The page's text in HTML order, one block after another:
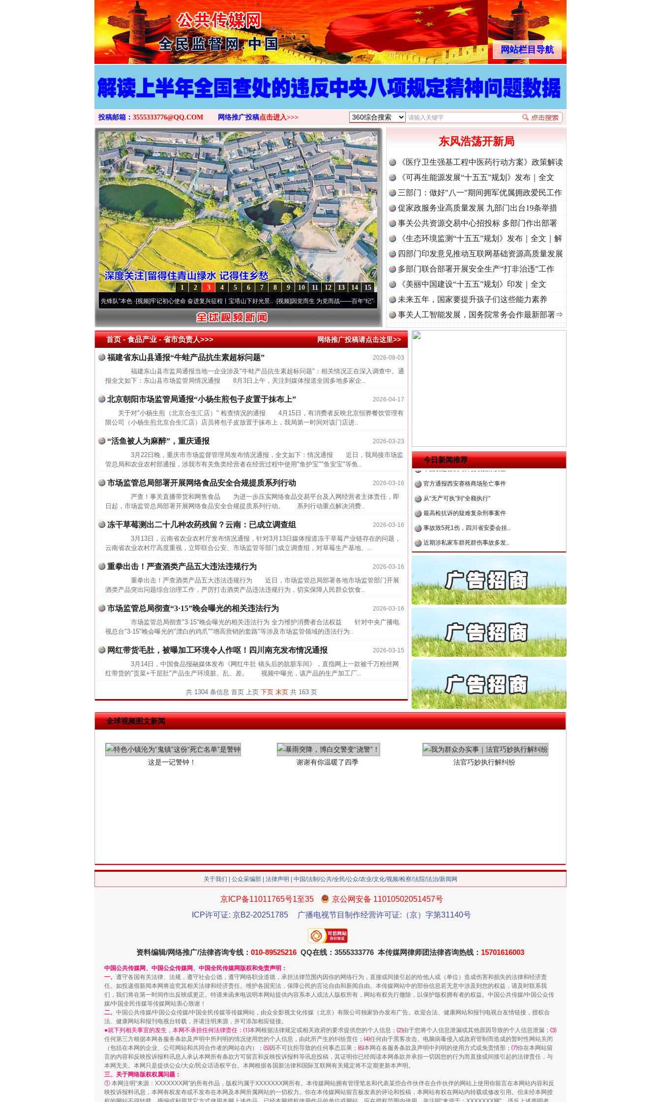
>
网站栏目导航
投稿邮箱： 3555333776@QQ.COM 网络推广投稿点击进入>>>
15
14
13
12
11
10
9
8
7
6
5
4
3
2
1
永葆“两个先锋队”本色·[视频]牢记初心使命 奋进复兴征程丨宝塔山下好光景..·[视频]因党而生 为党而战——百年“纪”事⑧加强纪律..·[视频]牢记初心使命 奋进复兴征程丨“转折之城”激荡.. ·[视频]
东风浩荡开新局
《医疗卫生强基工程中医药行动方案》政策解读
《可再生能源发展“十五五”规划》发布｜全文
三部门：做好"八一"期间拥军优属拥政爱民工作
促家政服务业高质量发展 九部门出台19条举措
事关公共资源交易中心招投标 多部门作出部署
《生态环境监测“十五五”规划》发布｜全文｜解
读
四部门印发意见推动互联网基础资源高质量发展
多部门联合部署开展安全生产“打非治违”工作
《美丽中国建设“十五五”规划》印发｜全文
未来五年，国家要提升孩子们这些能力素养
事关人工智能发展，国务院常务会作最新部署⇒
首页- 食品产业 -省市负责人>>> 网络推广投稿请点击这里>>
2026-08-03
福建省东山县通报“牛蛙产品抗生素超标问题”
福建东山县市监局通报当地一企业涉及"牛蛙产品抗生素超标问题"：相关情况正在深入调查中。通
报全文如下：东山县市场监管局情况通报 8月3日上午，关注到媒体报道全国多地多家企..
2026-04-17
北京朝阳市场监管局通报“小杨生煎包子皮置于抹布上”
关于对"小杨生煎（北京合生汇店）" 检查情况的通报 4月15日，有消费者反映北京恒骅餐饮管理有
限公司（小杨生煎北京合生汇店）店员将包子皮放置于抹布上，我局第一时间对该门店进..
2026-03-23
“活鱼被人为麻醉”，重庆通报
3月22日晚，重庆市市场监督管理局发布情况通报，全文如下：情况通报 近日，我局接市场监
管总局和农业农村部通报，涉我市有关鱼类经营者在经营过程中使用"鱼护宝""鱼安宝"等鱼..
2026-03-16
市场监管总局部署开展网络食品安全合规提质系列行动
严查！事关直播带货和网售食品 为进一步压实网络食品交易平台及入网经营者主体责任，即
日起，市场监管总局部署开展网络食品安全合规提质系列行动。 系列行动重点解决消费..
2026-03-16
冻干草莓测出二十几种农药残留？云南：已成立调查组
3月13日，云南省农业农村厅发布情况通报，针对3月13日媒体报道冻干草莓产业链存在的问题，
云南省农业农村厅高度重视，立即联合公安、市场监管等部门成立调查组，对草莓生产基地、..
2026-03-16
重拳出击！严查酒类产品五大违法违规行为
重拳出击！严查酒类产品五大违法违规行为 近日，市场监管总局部署各地市场监管部门开展
酒类产品突出问题综合治理工作，严厉打击酒类产品违法违规行为，切实保障人民群众饮食..
2026-03-16
市场监管总局彻查“3·15”晚会曝光的相关违法行为
市场监管总局彻查"3·15"晚会曝光的相关违法行为 全力维护消费者合法权益 针对中央广播电
视总台"3·15"晚会曝光的"漂白的鸡爪""增高营销的套路"等涉及市场监管领域的违法行为..
2026-03-15
网红带货毛肚，被曝加工环境令人作呕！四川南充发布情况通报
3月14日，中国食品报融媒体发布《网红牛肚 镜头后的肮脏车间》，直指网上一款被千万粉丝网
红带货的"贡菜+千层肚"产品生产环境脏、乱、差。 视频中曝光，该产品的生产加工厂..
共 1304 条信息 首页 上页 下页 末页共 163 页
今日新闻推荐
中国发起首例对外贸易国家安全..
官方通报西安赛格商场坠亡事件
从“无产可执”到“全额执行”
最高检抗诉的疑难复杂刑事案件
事故致5死1伤，四川省安委会挂..
近期涉私家车群死群伤事故多发..
半生相守，一别两宽：这场老年..
26万保费，离婚时为何要分走一..
杨天誉，不得录用为公务员
传销头目出狱后办书院暴力管教..
中方对6家美国实体采取反制措..
中国发起首例对外贸易国家安全..
从“无产可执”到“全额执行”
最高检抗诉的疑难复杂刑事案件
事故致5死1伤，四川省安委会挂..
全球视频图文新闻
网上购药对药下症？
“神药”背后的真相
这是一记警钟！ 谢谢有你温暖了四季 法官巧妙执行解纠纷
习近平的博鳌关键词
魏明亮严重违纪违法案透视
千亩耕地变“别墅”
关于我们 公众采编部 法律声明 | 中国/法制/公共/全民/公众/农业/文化/视频/检察/法院/法治/新闻网
京ICP备11011765号1至35
京公网安备 11010502051457号
ICP许可证: 京B2-20251785
广播电视节目制作经营许可证:（京）字第31140号
资料编辑/网络推广/法律咨询专线： 010-89525216 QQ在线：3555333776 本传媒网律师团法律咨询热线： 15701616003
中国公共传媒网、中国公众传媒网、中国全民传媒网版权和免责声明：
一、 遵守各国有关法律、法规，遵守社会公德，遵守网络职业道德，承担法律范围内因你的网络行为，直接或间接引起的给他人或（单位）造成伤害和损失的法律和经济责
任。如投递假新闻本网将追究其相关法律和经济责任。维护各国宪法，保障公民的言论自由和新闻自由。本传媒网站中的部份信息若无意中涉及到您的权益，请及时联系我
们，我们将在第一时间作出反映或更正。特请来函来电说明本网站提供内容系本人或法人版权所有，网站有权先行撤除，以保护版权拥有者的权益。中国公共传媒/中国公众传
媒/中国全民传媒等传媒网站衷心致谢！
二、 中国公共传媒/中国公众传媒/中国全民传媒等传媒网站，由众全影视文化传媒（北京）有限公司独家协办发布广告。欢迎合法、健康网站和报刊电视台友情链接，授权合
法、健康网站和报刊电视台转载，并请注明来源，并可添加相应链接。
●就下列相关事宜的发生，本网不承担任何法律责任：⑴本网根据法律规定或相关政府的要求提供您的个人信息； ⑵由于您将个人信息泄漏或其他原因导致的个人信息泄漏； ⑶
任何第三方根据本网各服务条款及声明中所列明的情况使用您的个人信息，由此所产生的纠纷责任； ⑷任何由于黑客攻击、电脑病毒侵入或政府管制而造成的暂时性网站关闭
（包括在本网的企业、公司网站和共同合作者的网站在内）； ⑸因不可抗拒导致的任何事态后果； ⑹本网在各服务条款及声明中列明的使用方式或免责情形； ⑺你在本网站留
言的内容和反映投诉报料讯息人承认本网所有条款方可留言和反映投诉报料等讯息投稿，其证明你已经阅读本网条款并承担一切因您的行为而直接或间接引起的法律责任，与
本网无关。本网只是提供公众/大众/民众话语权平台。本网根据各国新法律和国际互联网有关规定将不定期更新本声明。
三、关于网络版权权属问题：
① 本网注明“来源：XXXXXXX网”的所有作品，版权均属于XXXXXXX网所有。本传媒网站拥有管理笔名和代表某些合作伙伴在合作伙伴的网站上使用你留言在本网站内容和反
映投诉报料讯息，本网有权发布或不发布在本网及本网所属网站的一切权力。你在本传媒网站留言板发表的评论和投稿，本网站有权在网站内转载或修改引用。但未经本网授